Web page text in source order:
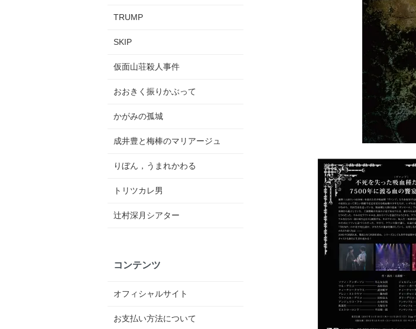
TRUMP
SKIP
仮面山荘殺人事件
おおきく振りかぶって
かがみの孤城
成井豊と梅棒のマリアージュ
りぼん，うまれかわる
トリツカレ男
辻村深月シアター
コンテンツ
オフィシャルサイト
お支払い方法について